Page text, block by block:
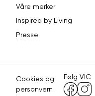
Våre merker
Inspired by Living
Presse
Cookies og
personvern
Følg VIC